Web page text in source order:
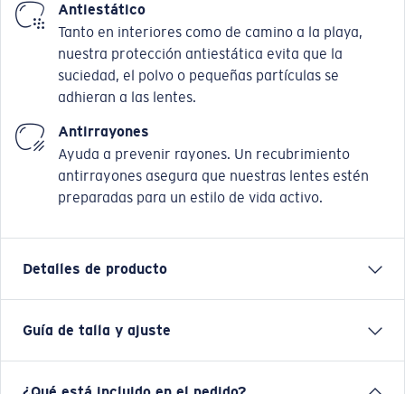
Antiestático
Tanto en interiores como de camino a la playa,
nuestra protección antiestática evita que la
suciedad, el polvo o pequeñas partículas se
adhieran a las lentes.
Antirrayones
Ayuda a prevenir rayones. Un recubrimiento
antirrayones asegura que nuestras lentes estén
preparadas para un estilo de vida activo.
Detalles de producto
MRA 520 presenta una silueta de cuadrado suave que
Guía de talla y ajuste